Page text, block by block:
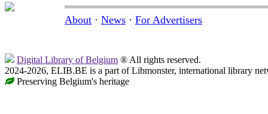
About · News · For Advertisers
Digital Library of Belgium ® All rights reserved.
2024-2026, ELIB.BE is a part of Libmonster, international library
Preserving Belgium's heritage